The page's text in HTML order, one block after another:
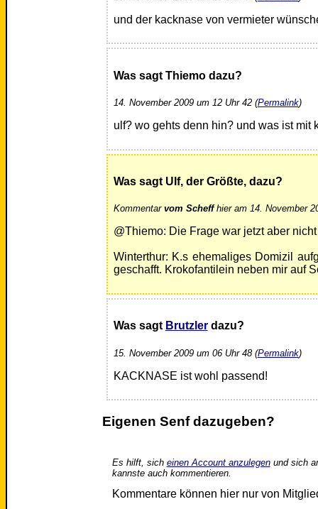
und der kacknase von vermieter
Was sagt Thiemo dazu?
14. November 2009 um 12 Uhr 42 (Permalink)
ulf? wo gehts denn hin? und was ist mit
Was sagt Ulf, der Größte, dazu?
Kommentar vom Scheffhier am 14. November
@Thiemo: Die Frage war jetzt aber
Winterthur: K.s ehemaliges Domizil
geschafft. Krokofantilein neben mir auf
Was sagt Brutzlerdazu?
15. November 2009 um 06 Uhr 48 (Permalink)
KACKNASE ist wohl passend!
Eigenen Senf dazugeben?
Es hilft, sich einen Account anzulegenund sich
kannste auch kommentieren.
Kommentare können hier nur von